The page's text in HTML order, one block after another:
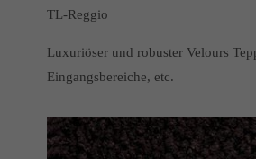
TL-Reggio
Luxuriöser und robuster Velours
Eingangsbereiche, etc.